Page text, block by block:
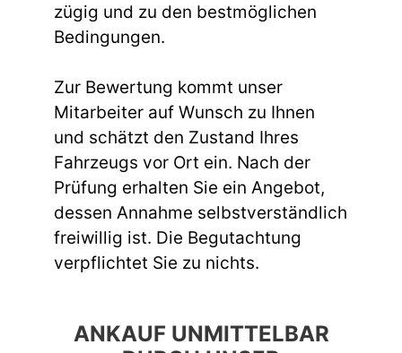
zügig und zu den bestmöglichen
Bedingungen.
Zur Bewertung kommt unser
Mitarbeiter auf Wunsch zu Ihnen
und schätzt den Zustand Ihres
Fahrzeugs vor Ort ein. Nach der
Prüfung erhalten Sie ein Angebot,
dessen Annahme selbstverständlich
freiwillig ist. Die Begutachtung
verpflichtet Sie zu nichts.
ANKAUF UNMITTELBAR